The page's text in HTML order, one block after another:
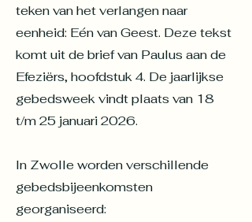
teken van het verlangen naar
eenheid: Eén van Geest. Deze tekst
komt uit de brief van Paulus aan de
Efeziërs, hoofdstuk 4. De jaarlijkse
gebedsweek vindt plaats van 18
t/m 25 januari 2026.
In Zwolle worden verschillende
gebedsbijeenkomsten
georganiseerd: